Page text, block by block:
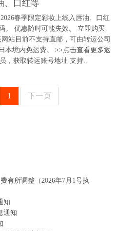
、口红等
春季限定彩妆上线入唇油、口红
。 优惠随时可能失效。 立即购买
站目前不支持直邮，可由转运公司
本境内免运费。 >>点击查看更多返
，获取转运账号地址 支持..
1 下一页
有所调整（2026年7月1号执
知
通知